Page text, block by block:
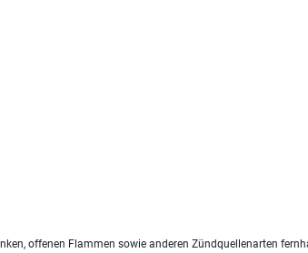
offenen Flammen sowie anderen Zündquellenarten